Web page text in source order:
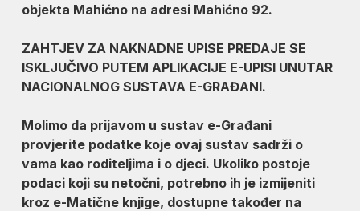
objekta Mahićno na adresi Mahićno 92.
ZAHTJEV ZA NAKNADNE UPISE PREDAJE SE
ISKLJUČIVO PUTEM APLIKACIJE E-UPISI UNUTAR
NACIONALNOG SUSTAVA E-GRAĐANI.
Molimo da prijavom u sustav e-Građani
provjerite podatke koje ovaj sustav sadrži o
vama kao roditeljima i o djeci. Ukoliko postoje
podaci koji su netočni, potrebno ih je izmijeniti
kroz e-Matične knjige, dostupne također na